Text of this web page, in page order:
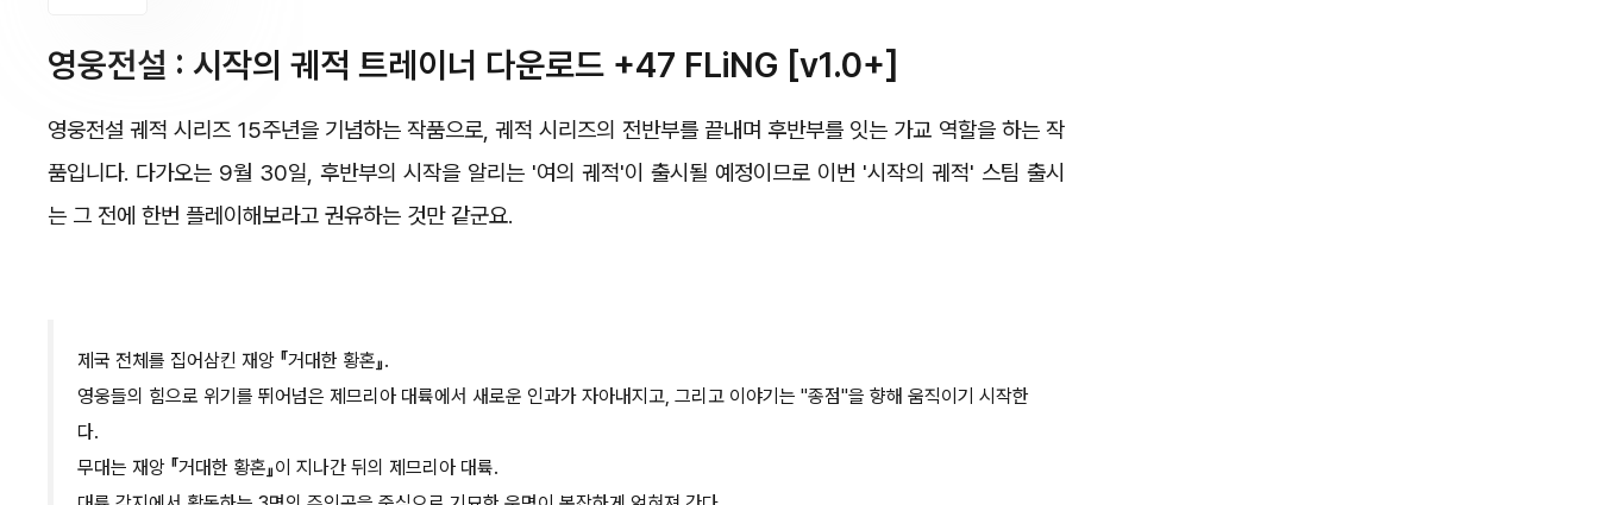
영웅전설 : 시작의 궤적 트레이너 다운로드 +47 FLiNG [v1.0+]
영웅전설 궤적 시리즈 15주년을 기념하는 작품으로, 궤적 시리즈의 전반부를 끝내며 후반부를 잇는 가교 역할을 하는 작
품입니다. 다가오는 9월 30일, 후반부의 시작을 알리는 '여의 궤적'이 출시될 예정이므로 이번 '시작의 궤적' 스팀 출시
는 그 전에 한번 플레이해보라고 권유하는 것만 같군요.
제국 전체를 집어삼킨 재앙 『거대한 황혼』.
영웅들의 힘으로 위기를 뛰어넘은 제므리아 대륙에서 새로운 인과가 자아내지고, 그리고 이야기는 "종점"을 향해 움직이기 시작한
다.
무대는 재앙 『거대한 황혼』이 지나간 뒤의 제므리아 대륙.